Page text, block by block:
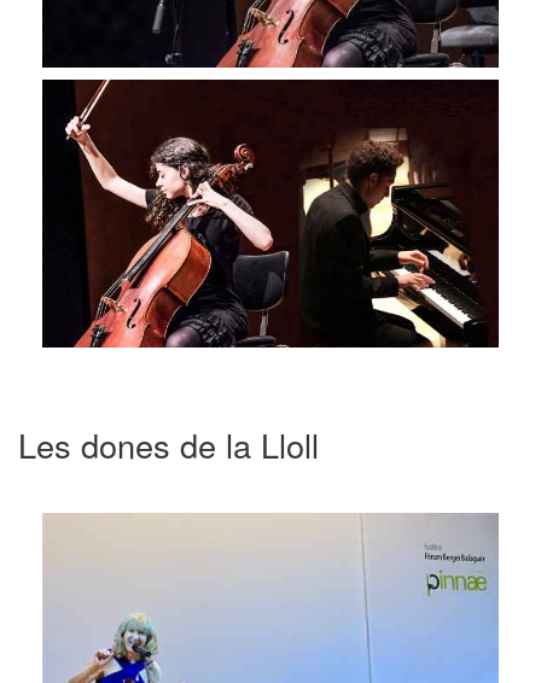
Les dones de la Lloll